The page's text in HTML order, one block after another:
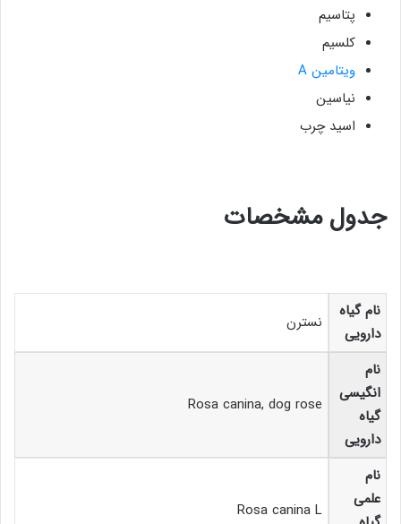
پتاسیم
کلسیم
ویتامین A
نیاسین
اسید چرب
جدول مشخصات
نام گیاه
دارویی
نسترن
نام
انگیسی
گیاه
دارویی
Rosa canina, dog rose
نام
علمی
Rosa canina L